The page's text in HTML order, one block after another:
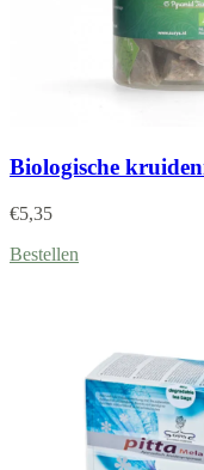
Biologische
€5,35
Bestellen